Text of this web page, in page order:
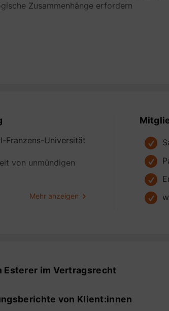
Zusammenhänge erfordern
Kauf, Verkauf, Vermietung,
Verträge:
der Gründung über die Umstrukturierung
und deren Gesellschafter bei
Vereinbarungen,
Grundlage für Ihren geschäftlichen
Blick auf die rasante Entwicklung im
vertraglichen Aspekten im Zusammenhang
Fragestellungen. Meine Arbeit
tragfähige und wirtschaftlich effiziente
Franzens-Universität
von unmündigen
A im
Mehr anzeigen
Esterer im Vertragsrecht
von Klient:innen